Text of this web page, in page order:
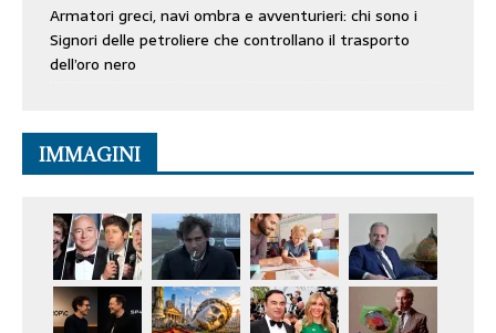
Armatori greci, navi ombra e avventurieri: chi sono i
Signori delle petroliere che controllano il trasporto
dell’oro nero
IMMAGINI